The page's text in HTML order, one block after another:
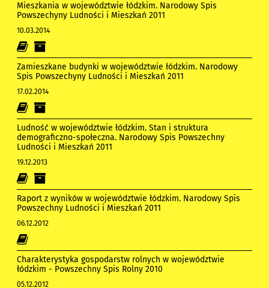
Mieszkania w województwie łódzkim. Narodowy Spis
Powszechyny Ludności i Mieszkań 2011
10.03.2014
Zamieszkane budynki w województwie łódzkim. Narodowy
Spis Powszechyny Ludności i Mieszkań 2011
17.02.2014
Ludność w województwie łódzkim. Stan i struktura
demograficzno-społeczna. Narodowy Spis Powszechny
Ludności i Mieszkań 2011
19.12.2013
Raport z wyników w województwie łódzkim. Narodowy Spis
Powszechny Ludności i Mieszkań 2011
06.12.2012
Charakterystyka gospodarstw rolnych w województwie
łódzkim - Powszechny Spis Rolny 2010
05.12.2012